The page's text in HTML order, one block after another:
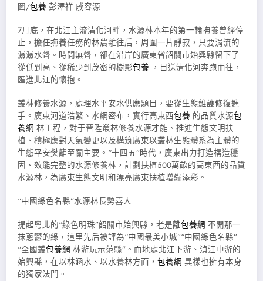
圖/包養 彭澤祥 戚容源
7月底，在北江主流清化河畔，水源林本年的第一輪撫養曾經停
止，擔任撫養任務的林農離往后，周圍一片靜寂，只要涓流的
潺潺水聲。時間無聲，卻在沿岸的廣東省韶關市始興縣留下了
從低到高、從稀少到茂密的樹影包養 ，目送清化河奔跑而往，
匯進北江的懷抱。
叢林修養水源，處理水平安水供應題目，要從生態維護修復進
手。廣東河道浩繁、水網密布，實行高東西包養 的品質水源包
養網 林工程，對于晉陞叢林修養水源才能、推進生態文明扶
植、積極應對天氣變更以及構筑廣東以叢林生態體系為主體的
生態平安樊籬至關主要。“十四五”時代，廣東出力打造構造穩
固、效能完整的水源修養林，計劃扶植500萬畝的高東西的品質
水源林，為廣東生態文明和漂亮廣東扶植增綠添彩。
“中國綠色名縣”水源林長勢喜人
提起粵北的“綠色明珠”韶關市始興縣，老是離包養網 不開那一
抹蔥鬱的綠，這里先后被評為“中國最美小城”“中國綠色名縣”
“全國叢包養網 林游玩示范縣”。而地處北江下游、湞江中游的
始興縣，在以林涵水、以水養林方面， 包養網 異樣也擁有本身
的獨家法門。